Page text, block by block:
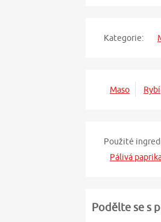
Kategorie:
Maso Rybí
Použité
Pálivá
Podělte se s